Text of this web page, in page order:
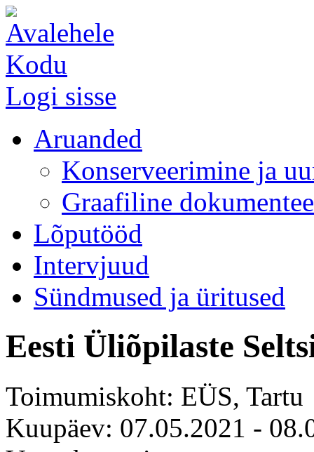
Kodu
Logi sisse
Aruanded
Konserveerimine ja
Graafiline
Lõputööd
Intervjuud
Sündmused ja üritused
Eesti Üliõpilaste
Toimumiskoht: EÜS, Tartu
Kuupäev: 07.05.2021 -